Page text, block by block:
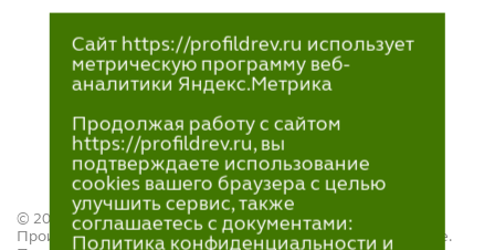
© 2021—2023
Производство и продажа пиломатериалов в Петрозаводске.
Сайт https://profildrev.ru использует
метрическую программу веб-
аналитики Яндекс.Метрика
Продолжая работу с сайтом
https://profildrev.ru, вы
подтверждаете использование
cookies вашего браузера с целью
улучшить сервис, также
соглашаетесь с документами:
Политика конфиденциальности и